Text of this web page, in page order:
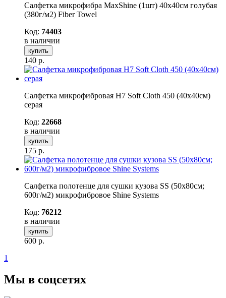
Салфетка микрофибра MaxShine (1шт) 40x40см голубая
(380г/м2) Fiber Towel
Код: 74403
в наличии
купить
140 р.
Салфетка микрофибровая H7 Soft Cloth 450 (40х40см)
серая
Код: 22668
в наличии
купить
175 р.
Салфетка полотенце для сушки кузова SS (50х80см;
600г/м2) микрофибровое Shine Systems
Код: 76212
в наличии
купить
600 р.
1
Мы в соцсетях